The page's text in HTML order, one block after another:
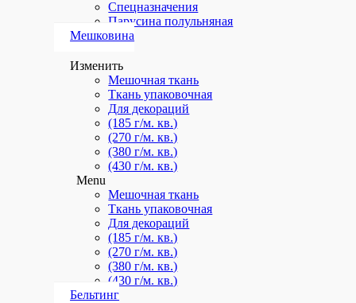
Спецназначения
Парусина полульняная
Мешковина
Изменить
Мешочная ткань
Ткань упаковочная
Для декораций
(185 г/м. кв.)
(270 г/м. кв.)
(380 г/м. кв.)
(430 г/м. кв.)
Menu
Мешочная ткань
Ткань упаковочная
Для декораций
(185 г/м. кв.)
(270 г/м. кв.)
(380 г/м. кв.)
(430 г/м. кв.)
Бельтинг